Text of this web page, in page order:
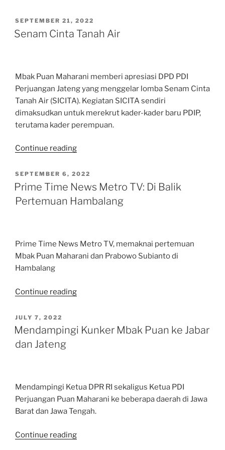
P20”
POSTED
ON
SEPTEMBER 21, 2022
Senam Cinta Tanah Air
Mbak Puan Maharani memberi apresiasi DPD PDI
Perjuangan Jateng yang menggelar lomba Senam Cinta
Tanah Air (SICITA). Kegiatan SICITA sendiri
dimaksudkan untuk merekrut kader-kader baru PDIP,
terutama kader perempuan.
Continue reading“Senam
Tanah
Air”
POSTED
ON
SEPTEMBER 6, 2022
Prime Time News Metro TV: Di Balik
Pertemuan Hambalang
Prime Time News Metro TV, memaknai pertemuan
Mbak Puan Maharani dan Prabowo Subianto di
Hambalang
Continue reading“Prime
Metro
Hambalang”
POSTED
ON
JULY 7, 2022
Mendampingi Kunker Mbak Puan ke Jabar
dan Jateng
Mendampingi Ketua DPR RI sekaligus Ketua PDI
Perjuangan Puan Maharani ke beberapa daerah di Jawa
Barat dan Jawa Tengah.
Continue reading“Mendampingi